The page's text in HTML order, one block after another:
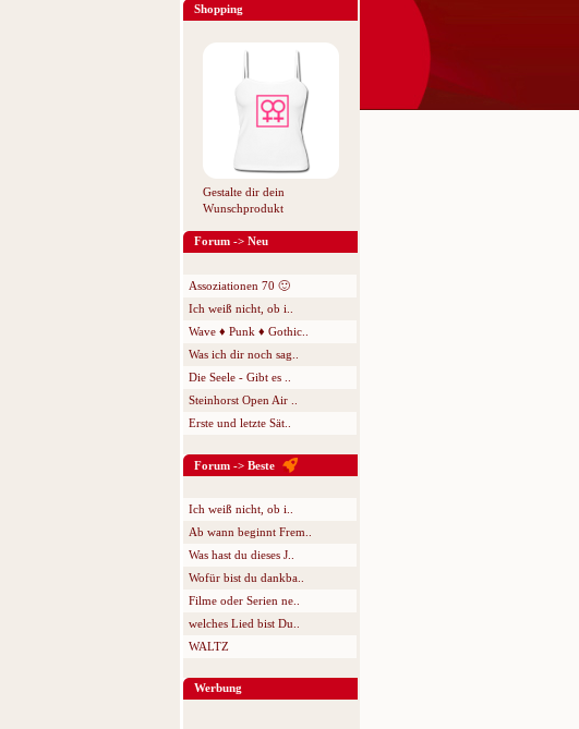
Shopping
Gestalte dir dein
Wunschprodukt
Forum -> Neu
Assoziationen 70 🙂
Ich weiß nicht, ob i..
Wave ♦ Punk ♦ Gothic..
Was ich dir noch sag..
Die Seele - Gibt es ..
Steinhorst Open Air ..
Erste und letzte Sät..
Forum -> Beste
Ich weiß nicht, ob i..
Ab wann beginnt Frem..
Was hast du dieses J..
Wofür bist du dankba..
Filme oder Serien ne..
welches Lied bist Du..
WALTZ
Werbung